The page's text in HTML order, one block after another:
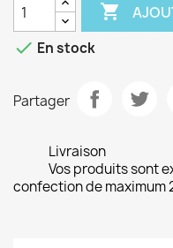

 En stock
Partager
Livraison
Vos produits sont
confection de maximum